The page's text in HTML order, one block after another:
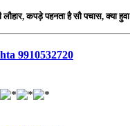
लौहार, कपड़े पहनता है सौ पचास, क्या हुवा
9910532720